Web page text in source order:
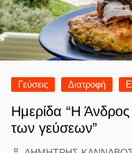
Γεύσεις Διατροφή
Ημερίδα “Η
των γεύσεων”